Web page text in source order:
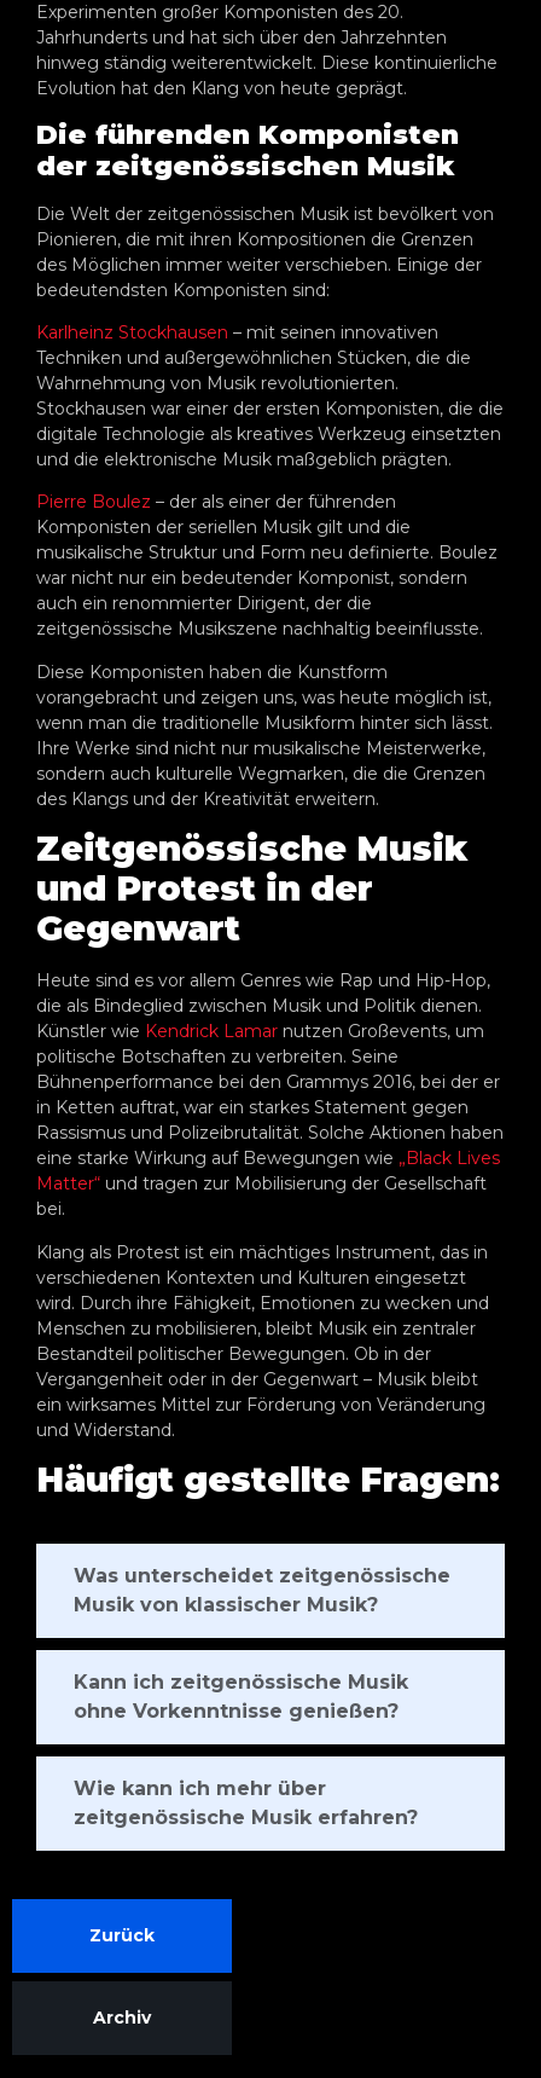
Experimenten großer Komponisten des 20.
Jahrhunderts und hat sich über den Jahrzehnten
hinweg ständig weiterentwickelt. Diese kontinuierliche
Evolution hat den Klang von heute geprägt.
Die führenden Komponisten
der zeitgenössischen Musik
Die Welt der zeitgenössischen Musik ist bevölkert von
Pionieren, die mit ihren Kompositionen die Grenzen
des Möglichen immer weiter verschieben. Einige der
bedeutendsten Komponisten sind:
Karlheinz Stockhausen – mit seinen innovativen
Techniken und außergewöhnlichen Stücken, die die
Wahrnehmung von Musik revolutionierten.
Stockhausen war einer der ersten Komponisten, die die
digitale Technologie als kreatives Werkzeug einsetzten
und die elektronische Musik maßgeblich prägten.
Pierre Boulez – der als einer der führenden
Komponisten der seriellen Musik gilt und die
musikalische Struktur und Form neu definierte. Boulez
war nicht nur ein bedeutender Komponist, sondern
auch ein renommierter Dirigent, der die
zeitgenössische Musikszene nachhaltig beeinflusste.
Diese Komponisten haben die Kunstform
vorangebracht und zeigen uns, was heute möglich ist,
wenn man die traditionelle Musikform hinter sich lässt.
Ihre Werke sind nicht nur musikalische Meisterwerke,
sondern auch kulturelle Wegmarken, die die Grenzen
des Klangs und der Kreativität erweitern.
Zeitgenössische Musik
und Protest in der
Gegenwart
Heute sind es vor allem Genres wie Rap und Hip-Hop,
die als Bindeglied zwischen Musik und Politik dienen.
Künstler wie Kendrick Lamar nutzen Großevents, um
politische Botschaften zu verbreiten. Seine
Bühnenperformance bei den Grammys 2016, bei der er
in Ketten auftrat, war ein starkes Statement gegen
Rassismus und Polizeibrutalität. Solche Aktionen haben
eine starke Wirkung auf Bewegungen wie „Black Lives
Matter“ und tragen zur Mobilisierung der Gesellschaft
bei.
Klang als Protest ist ein mächtiges Instrument, das in
verschiedenen Kontexten und Kulturen eingesetzt
wird. Durch ihre Fähigkeit, Emotionen zu wecken und
Menschen zu mobilisieren, bleibt Musik ein zentraler
Bestandteil politischer Bewegungen. Ob in der
Vergangenheit oder in der Gegenwart – Musik bleibt
ein wirksames Mittel zur Förderung von Veränderung
und Widerstand.
Häufigt gestellte Fragen:
Was unterscheidet zeitgenössische
Musik von klassischer Musik?
Kann ich zeitgenössische Musik
ohne Vorkenntnisse genießen?
Wie kann ich mehr über
zeitgenössische Musik erfahren?
Zurück
Archiv